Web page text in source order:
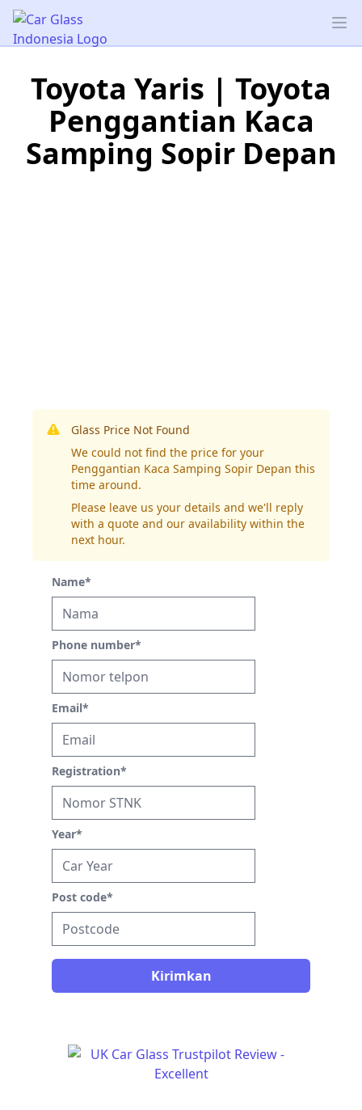
Car Glass Indonesia
Toyota Yaris | Toyota
Penggantian Kaca
Samping Sopir Depan
Glass Price Not Found
We could not find the price for your
Penggantian Kaca Samping Sopir Depan this
time around.
Please leave us your details and we'll reply
with a quote and our availability within the
next hour.
Name*
Phone number*
Email*
Registration*
Year*
Post code*
Kirimkan